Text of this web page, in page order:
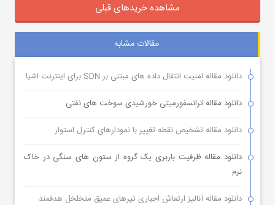
مشاهده خریدهای قبلی
مقالات مشابه
دانلود مقاله امنیت انتقال داده های مبتنی بر SDN برای اینترنت اشیا
دانلود مقاله ترانسفورمیتی خورشیدی سوخت های نفتی
دانلود مقاله تشخیص نقطه تغییر با نمودارهای کنترل استوار
دانلود مقاله ظرفیت باربری یک گروه از ستون های سنگی در خاک
نرم
دانلود مقاله آنالیز ارتعاش اجباری تیرهای عمیق متخلخل هدفمند